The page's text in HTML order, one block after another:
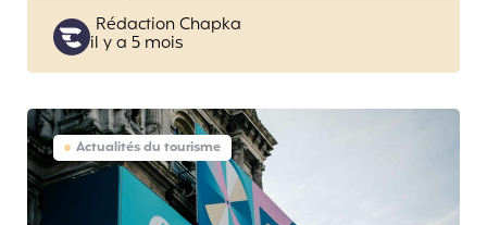
Posted
by
Rédaction Chapka
il y a 5 mois
Actualités du tourisme